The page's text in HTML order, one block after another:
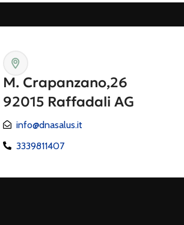
M. Crapanzano,26
92015 Raffadali AG
info@dnasalus.it
3339811407